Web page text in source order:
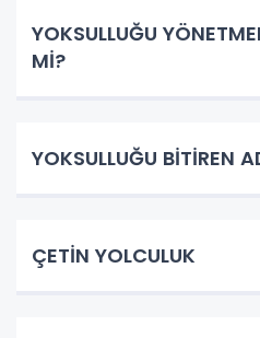
YOKSULLUĞU
Mİ?
YOKSULLUĞU BİTİREN
ÇETİN YOLCULUK